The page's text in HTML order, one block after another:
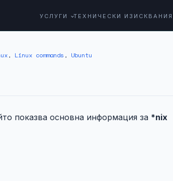
УСЛУГИ ТЕХНИЧЕСКИ ИЗИСКВАНИЯ
, Linux commands , Ubuntu
показва основна информация за *nix